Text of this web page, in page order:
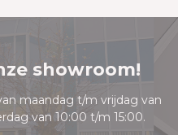
showroom!
maandag t/m vrijdag van
van 10:00 t/m 15:00.